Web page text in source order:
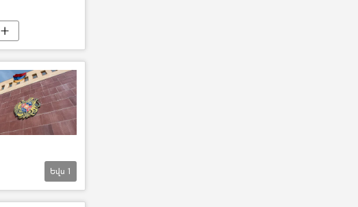
Եվս 1